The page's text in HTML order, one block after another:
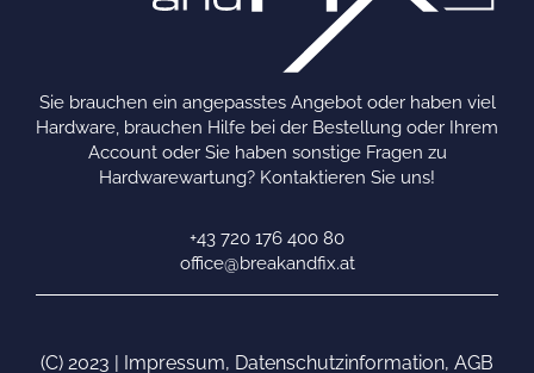
Sie brauchen ein angepasstes Angebot oder haben viel
Hardware, brauchen Hilfe bei der Bestellung oder Ihrem
Account oder Sie haben sonstige Fragen zu
Hardwarewartung? Kontaktieren Sie uns!
+43 720 176 400 80
office@breakandfix.at
(C) 2023 | Impressum, Datenschutzinformation, AGB